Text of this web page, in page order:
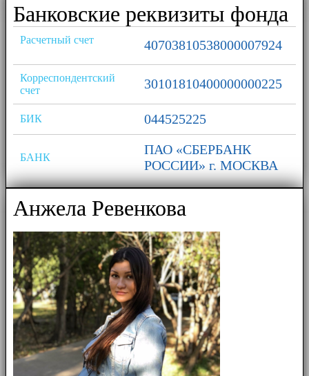
Банковские реквизиты фонда
Расчетный счет 40703810538000007924
Корреспондентский
счет
30101810400000000225
БИК 044525225
БАНК
ПАО «СБЕРБАНК
РОССИИ» г. МОСКВА
Анжела Ревенкова